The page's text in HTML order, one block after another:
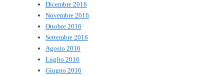
Dicembre 2016
Novembre 2016
Ottobre 2016
Settembre 2016
Agosto 2016
Luglio 2016
Giugno 2016